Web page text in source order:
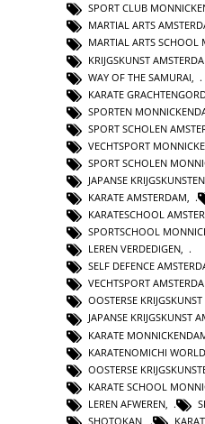
SPORT CLUB
MARTIAL ARTS
MARTIAL ARTS SCHOOL
KRIJGSKUNST
WAY OF THE SAMURAI
KARATE
SPORTEN
SPORT SCHOLEN
VECHTSPORT
SPORT SCHOLEN
JAPANSE
KARATE AMSTERDAM,
KARATESCHOOL
SPORTSCHOOL
LEREN VERDEDIGEN,
SELF DEFENCE
VECHTSPORT
OOSTERSE
JAPANSE KRIJGSKUNST
KARATE
KARATENOMICHI
OOSTERSE
KARATE SCHOOL
LEREN AFWEREN
SHOTOKAN